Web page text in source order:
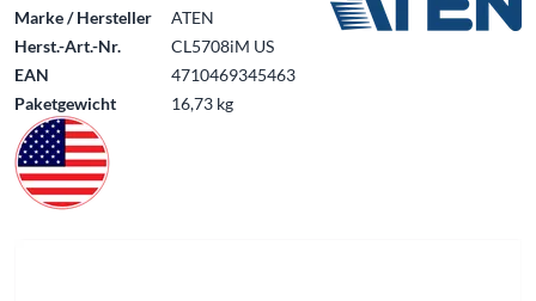
Marke / Hersteller
ATEN
Herst.-Art.-Nr.
CL5708iM US
EAN
4710469345463
Paketgewicht
16,73 kg